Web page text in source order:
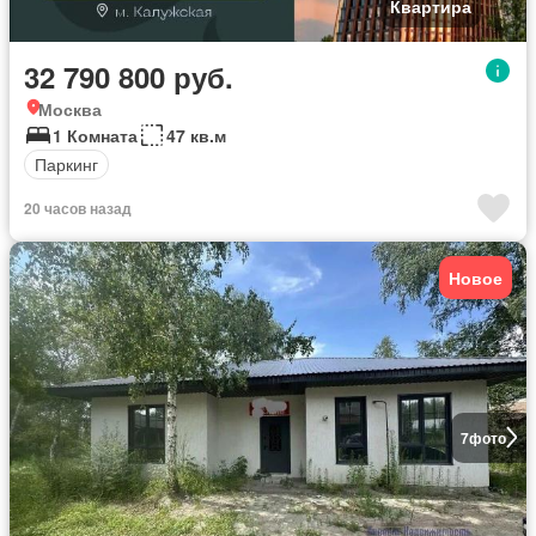
Квартира
32 790 800 руб.
Москва
1 Комната
47 кв.м
Паркинг
20 часов назад
7фото
Новое